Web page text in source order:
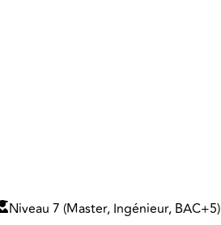
Niveau 7 (Master, Ingénieur, BAC+5)